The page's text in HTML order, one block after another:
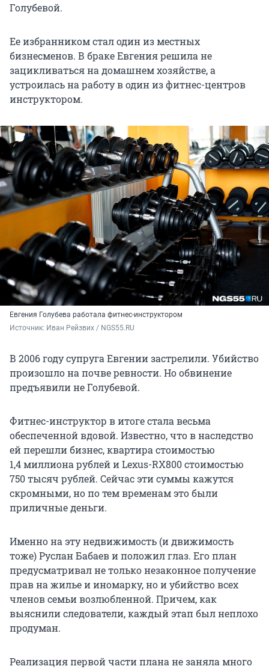
Голубевой.
Ее избранником стал один из местных
бизнесменов. В браке Евгения решила не
зацикливаться на домашнем хозяйстве, а
устроилась на работу в один из фитнес-центров
инструктором.
Евгения Голубева работала фитнес-инструктором
Источник: Иван Рейзвих / NGS55.RU
В 2006 году супруга Евгении застрелили. Убийство
произошло на почве ревности. Но обвинение
предъявили не Голубевой.
Фитнес-инструктор в итоге стала весьма
обеспеченной вдовой. Известно, что в наследство
ей перешли бизнес, квартира стоимостью
1,4 миллиона рублей иLexus-RX800стоимостью
750 тысяч рублей. Сейчас эти суммы кажутся
скромными, но по тем временам это были
приличные деньги.
Именно на эту недвижимость (и движимость
тоже) Руслан Бабаев и положил глаз. Его план
предусматривал не только незаконное получение
прав на жилье и иномарку, но и убийство всех
членов семьи возлюбленной. Причем, как
выяснили следователи, каждый этап был неплохо
продуман.
Реализация первой части плана не заняла много